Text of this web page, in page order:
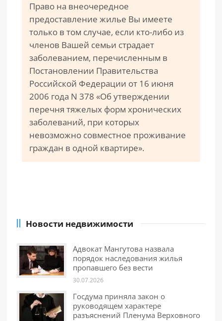
Право на внеочередное
предоставление жилье Вы имеете
только в том случае, если кто-либо из
членов Вашей семьи страдает
заболеванием, перечисленным в
Постановлении Правительства
Российской Федерации от 16 июня
2006 года N 378 «Об утверждении
перечня тяжелых форм хронических
заболеваний, при которых
невозможно совместное проживание
граждан в одной квартире».
Новости недвижимости
Адвокат Мангутова назвала
порядок наследования жилья
пропавшего без вести
30.07.2026
Госдума приняла закон о
руководящем характере
разъяснений Пленума Верховного